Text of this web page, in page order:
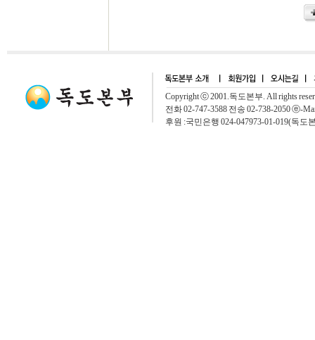
Copyright ⓒ 2001.독도본부. All rights
전화 02-747-3588 전송 02-738-2050 ⓔ-
후원 :국민은행 024-047973-01-019(독도